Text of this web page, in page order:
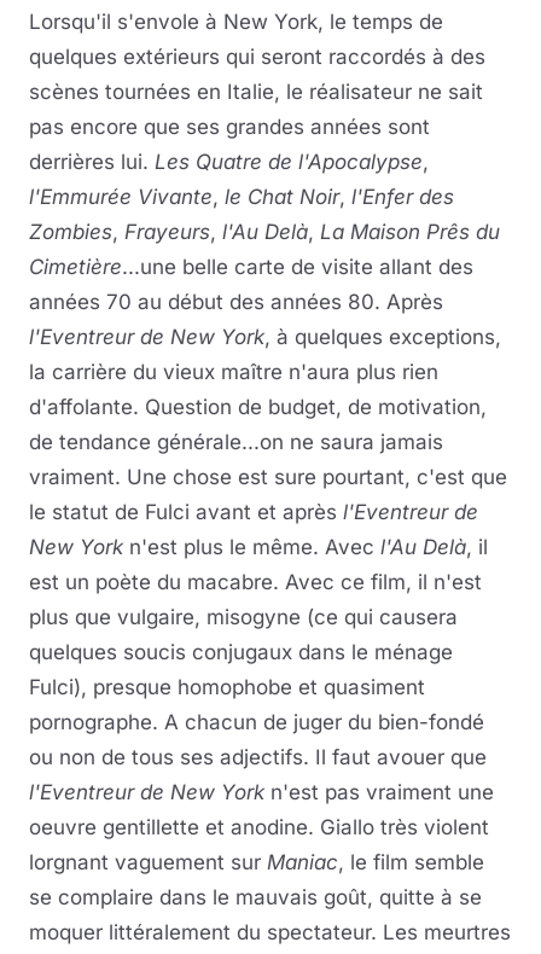
Lorsqu'il s'envole à New York, le temps de
quelques extérieurs qui seront raccordés à des
scènes tournées en Italie, le réalisateur ne sait
pas encore que ses grandes années sont
derrières lui. Les Quatre de l'Apocalypse,
l'Emmurée Vivante, le Chat Noir, l'Enfer des
Zombies, Frayeurs, l'Au Delà, La Maison Prês du
Cimetière...une belle carte de visite allant des
années 70 au début des années 80. Après
l'Eventreur de New York, à quelques exceptions,
la carrière du vieux maître n'aura plus rien
d'affolante. Question de budget, de motivation,
de tendance générale...on ne saura jamais
vraiment. Une chose est sure pourtant, c'est que
le statut de Fulci avant et après l'Eventreur de
New York n'est plus le même. Avec l'Au Delà, il
est un poète du macabre. Avec ce film, il n'est
plus que vulgaire, misogyne (ce qui causera
quelques soucis conjugaux dans le ménage
Fulci), presque homophobe et quasiment
pornographe. A chacun de juger du bien-fondé
ou non de tous ses adjectifs. Il faut avouer que
l'Eventreur de New York n'est pas vraiment une
oeuvre gentillette et anodine. Giallo très violent
lorgnant vaguement sur Maniac, le film semble
se complaire dans le mauvais goût, quitte à se
moquer littéralement du spectateur. Les meurtres